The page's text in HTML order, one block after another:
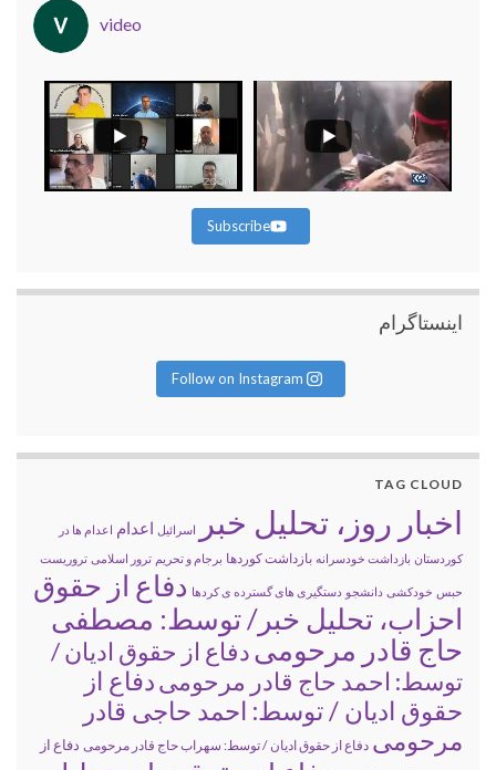
video
Subscribe
اینستاگرام
Follow on Instagram
TAG CLOUD
اخبار روز، تحلیل خبر اسرائیل اعدام اعدام ها در
کوردستان بازداشت خودسرانه بازداشت کوردها برجام و تحریم ترور اسلامی تروریست
حبس خودکشی دانشجو دستگیری های گسترده ی کردها دفاع از حقوق
احزاب، تحلیل خبر/ توسط: مصطفی
حاج قادر مرحومیدفاع از حقوق ادیان /
توسط: احمد حاج قادر مرحومیدفاع از
حقوق ادیان / توسط: احمد حاجی قادر
مرحومی دفاع از حقوق ادیان / توسط: سهراب حاج قادر مرحومی دفاع از